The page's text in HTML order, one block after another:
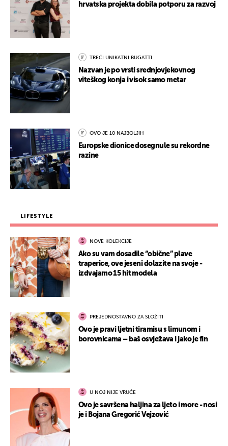
hrvatska projekta dobila potporu za razvoj
TREĆI UNIKATNI BUGATTI
Nazvan je po vrsti srednjovjekovnog
viteškog konja i visok samo metar
OVO JE 10 NAJBOLJIH
Europske dionice dosegnule su rekordne
razine
LIFESTYLE
NOVE KOLEKCIJE
Ako su vam dosadile “obične” plave
traperice, ove jeseni dolazite na svoje -
izdvajamo 15 hit modela
PREJEDNOSTAVNO ZA SLOŽITI
Ovo je pravi ljetni tiramisu s limunom i
borovnicama – baš osvježava i jako je fin
U NOJ NIJE VRUĆE
Ovo je savršena haljina za ljeto i more - nosi
je i Bojana Gregorić Vejzović